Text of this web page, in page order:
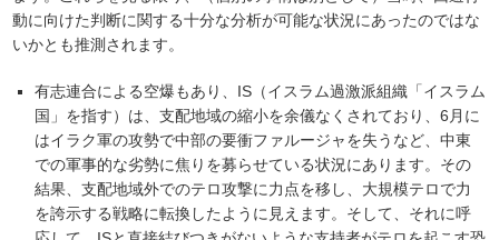
動に向けた判断に関する十分な分析が可能な状況にあったのではな
いかとも推測されます。
有志連合による空爆もあり、IS（イスラム過激派組織「イスラム
国」を指す）は、支配地域の縮小を余儀なくされており、6月に
はイラク軍の攻勢で中部の要衝ファルージャを失うなど、中東
での軍事的な劣勢に焦りを募らせている状況にあります。その
結果、支配地域外でのテロ攻撃に力点を移し、大規模テロで力
を誇示する戦略に転換したように見えます。そして、それに呼